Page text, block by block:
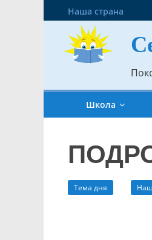
Наша страна
Школа
Тема дня